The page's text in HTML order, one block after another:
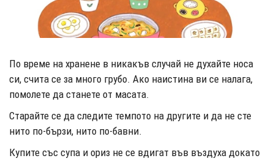
По време на хранене в никакъв случай не духайте носа
си, счита се за много грубо. Ако наистина ви се налага,
помолете да станете от масата.
Старайте се да следите темпото на другите и да не сте
нито по-бързи, нито по-бавни.
Купите със супа и ориз не се вдигат във въздуха докато